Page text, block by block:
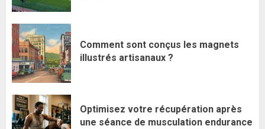
Comment sont conçus les magnets
illustrés artisanaux ?
Optimisez votre récupération après
une séance de musculation endurance